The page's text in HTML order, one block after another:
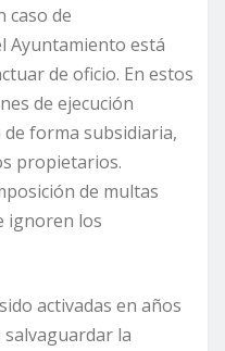
caso de
Ayuntamiento está
de oficio. En estos
de ejecución
forma subsidiaria,
propietarios.
de multas
ignoren los
activadas en años
la